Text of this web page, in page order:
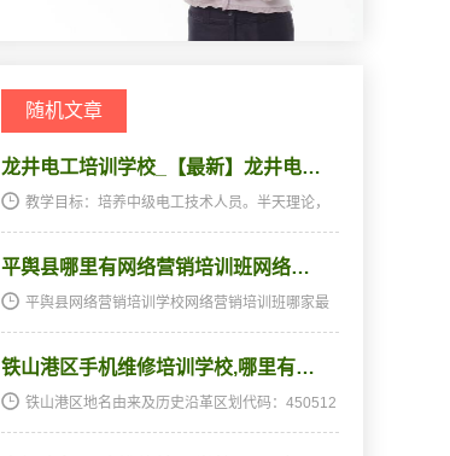
随机文章
龙井电工培训学校_【最新】龙井电…
教学目标：培养中级电工技术人员。半天理论，
全能<ahref="http://www.jkpx1...
平舆县哪里有网络营销培训班网络…
平舆县网络营销培训学校网络营销培训班哪家最
络营销培训班哪家最好级以上行政区划一览古槐
铁山港区手机维修培训学校,哪里有…
铁山港区地名由来及历史沿革区划代码：450512